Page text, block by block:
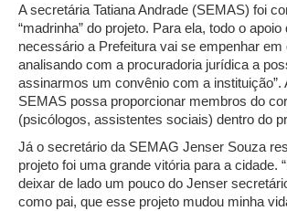
A secretária Tatiana Andrade (SEMAS) foi
“madrinha” do projeto. Para ela, todo o apoio
necessário a Prefeitura vai se empenhar em
analisando com a procuradoria jurídica a
assinarmos um convênio com a instituição”.
SEMAS possa proporcionar membros do
(psicólogos, assistentes sociais) dentro do
Já o secretário da SEMAG Jenser Souza
projeto foi uma grande vitória para a cidade.
deixar de lado um pouco do Jenser
como pai, que esse projeto mudou minha